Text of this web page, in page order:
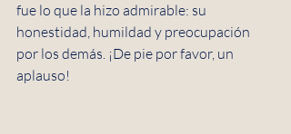
fue lo que la hizo admirable: su
honestidad, humildad y preocupación
por los demás. ¡De pie por favor, un
aplauso!